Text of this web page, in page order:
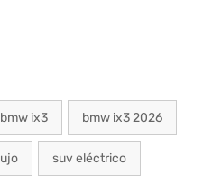
bmw ix3 bmw ix3 2026
suv eléctrico